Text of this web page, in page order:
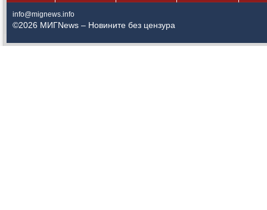
info@mignews.info
©2026 МИГNews – Новините без цензура